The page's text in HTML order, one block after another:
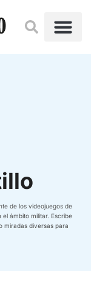
de los videojuegos de
ámbito militar. Escribe
miradas diversas para